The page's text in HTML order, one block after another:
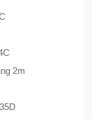
2m